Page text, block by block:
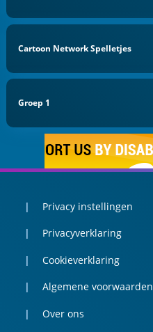
Cartoon Network Spelletjes
Groep 1
Privacy instellingen
Privacyverklaring
Cookieverklaring
Algemene voorwaarden
Over ons